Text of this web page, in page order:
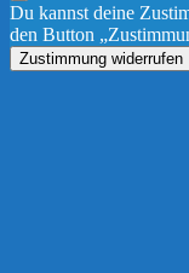
Du kannst deine
den Button
Zustimmung widerrufen